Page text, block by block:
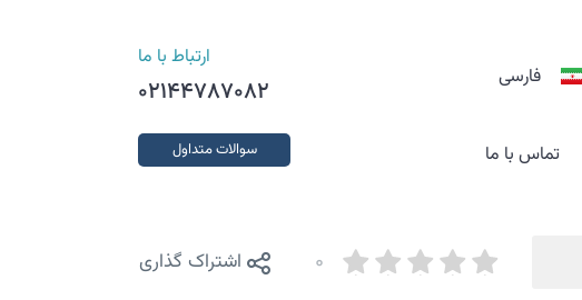
فارسی
ارتباط با ما
02144787082
تماس با ما سوالات متداول
0 اشتراک گذاری